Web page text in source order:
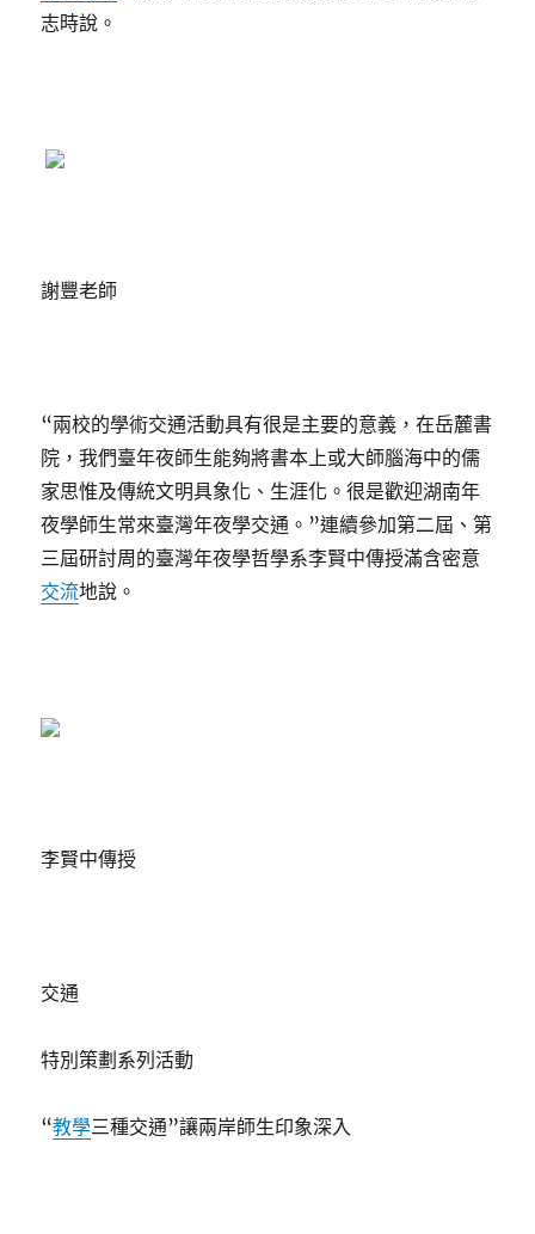
志時說。
謝豐老師
“兩校的學術交通活動具有很是主要的意義，在岳麓書
院，我們臺年夜師生能夠將書本上或大師腦海中的儒
家思惟及傳統文明具象化、生涯化。很是歡迎湖南年
夜學師生常來臺灣年夜學交通。”連續參加第二屆、第
三屆研討周的臺灣年夜學哲學系李賢中傳授滿含密意
交流地說。
李賢中傳授
交通
特別策劃系列活動
“教學三種交通”讓兩岸師生印象深入